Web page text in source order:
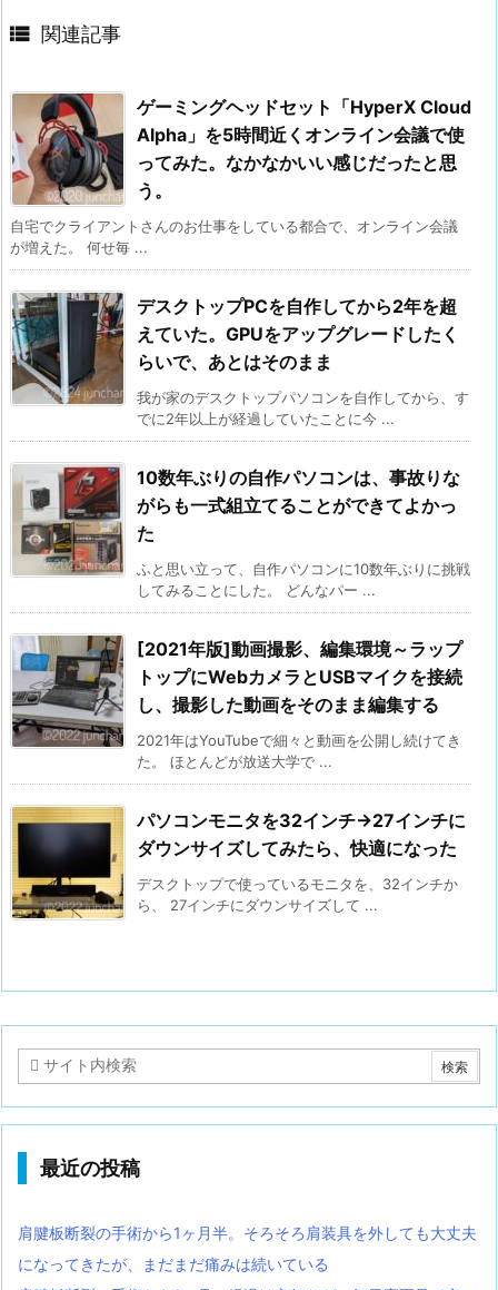
 関連記事
ゲーミングヘッドセット「HyperX Cloud
Alpha」を5時間近くオンライン会議で使
ってみた。なかなかいい感じだったと思
う。
自宅でクライアントさんのお仕事をしている都合で、オンライン会議
が増えた。 何せ毎 ...
デスクトップPCを自作してから2年を超
えていた。GPUをアップグレードしたく
らいで、あとはそのまま
我が家のデスクトップパソコンを自作してから、す
でに2年以上が経過していたことに今 ...
10数年ぶりの自作パソコンは、事故りな
がらも一式組立てることができてよかっ
た
ふと思い立って、自作パソコンに10数年ぶりに挑戦
してみることにした。 どんなパー ...
[2021年版]動画撮影、編集環境～ラップ
トップにWebカメラとUSBマイクを接続
し、撮影した動画をそのまま編集する
2021年はYouTubeで細々と動画を公開し続けてき
た。 ほとんどが放送大学で ...
パソコンモニタを32インチ→27インチに
ダウンサイズしてみたら、快適になった
デスクトップで使っているモニタを、32インチか
ら、 27インチにダウンサイズして ...
最近の投稿
肩腱板断裂の手術から1ヶ月半。そろそろ肩装具を外しても大丈夫
になってきたが、まだまだ痛みは続いている